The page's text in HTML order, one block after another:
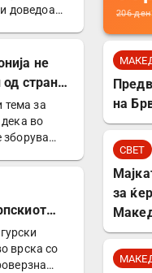
доведоа…
не
страна
тема за
во
зборува
врска со
206ден
на
СВЕТ
за